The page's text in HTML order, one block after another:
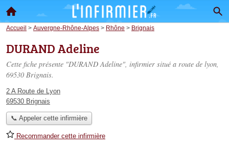
Accueil > Auvergne-Rhône-Alpes > Rhône > Brignais
DURAND Adeline
Cette fiche présente "DURAND Adeline", infirmier situé a route de lyon,
69530 Brignais.
2 A Route de Lyon
69530 Brignais
📞 Appeler cette infirmière
Recommander cette infirmière